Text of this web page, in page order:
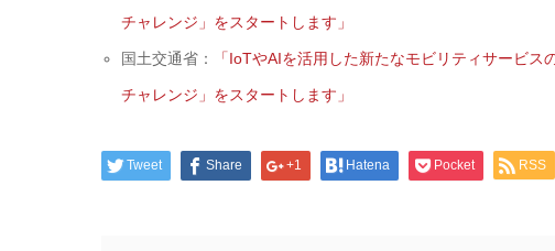
チャレンジ」をスタートします」
国土交通省： 「IoTやAIを活用した新たなモビリティサービ
チャレンジ」をスタートします」
Tweet Share +1 Hatena Pocket RSS